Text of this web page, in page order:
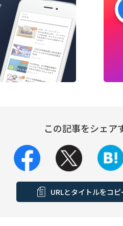
この記事をシェア
URLとタイトルをコピ